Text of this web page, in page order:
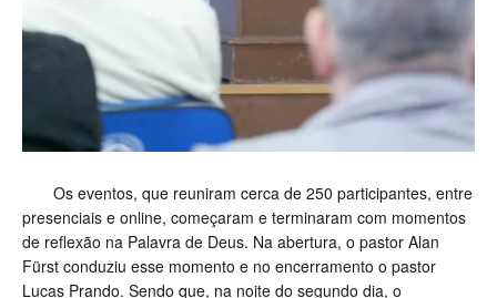
Os eventos, que reuniram cerca de 250 participantes, entre
presenciais e online, começaram e terminaram com momentos
de reflexão na Palavra de Deus. Na abertura, o pastor Alan
Fürst conduziu esse momento e no encerramento o pastor
Lucas Prando. Sendo que, na noite do segundo dia, o